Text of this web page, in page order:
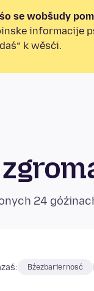
se wobšudy
informacije
k wěsći.
24
Bźezbariernosć